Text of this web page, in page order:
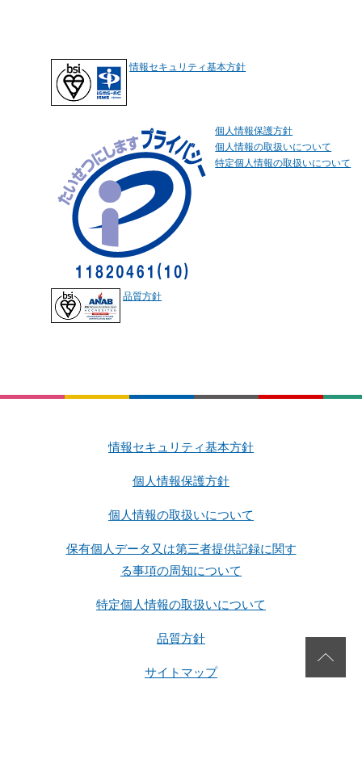
情報セキュリティ基本方針
個人情報保護方針
個人情報の取扱いについて
特定個人情報の取扱いについて
品質方針
情報セキュリティ基本方針
個人情報保護方針
個人情報の取扱いについて
保有個人データ又は第三者提供記録に関す
る事項の周知について
特定個人情報の取扱いについて
品質方針
サイトマップ